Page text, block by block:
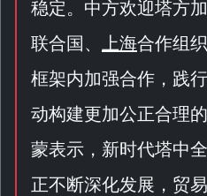
稳定。中方欢迎塔方
联合国、 上海合作组
框架内加强合作，践
动构建更加公正合理
蒙表示，新时代塔中
正不断深化发展，贸